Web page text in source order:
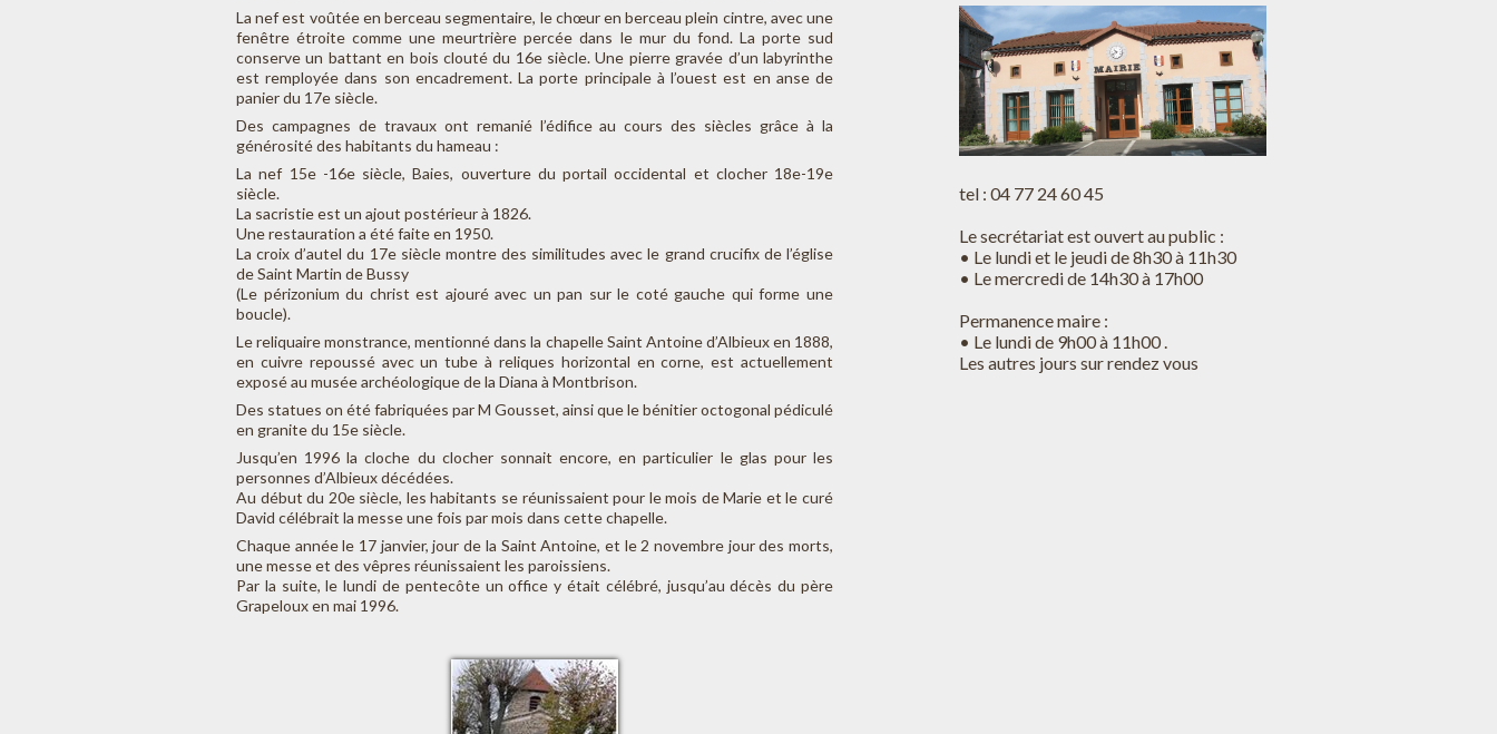
La nef est voûtée en berceau segmentaire, le chœur en berceau plein cintre, avec une
fenêtre étroite comme une meurtrière percée dans le mur du fond. La porte sud
conserve un battant en bois clouté du 16e siècle. Une pierre gravée d’un labyrinthe
est remployée dans son encadrement. La porte principale à l’ouest est en anse de
panier du 17e siècle.
Des campagnes de travaux ont remanié l’édifice au cours des siècles grâce à la
générosité des habitants du hameau :
La nef 15e -16e siècle, Baies, ouverture du portail occidental et clocher 18e-19e
siècle.
La sacristie est un ajout postérieur à 1826.
Une restauration a été faite en 1950.
La croix d’autel du 17e siècle montre des similitudes avec le grand crucifix de l’église
de Saint Martin de Bussy
(Le périzonium du christ est ajouré avec un pan sur le coté gauche qui forme une
boucle).
Le reliquaire monstrance, mentionné dans la chapelle Saint Antoine d’Albieux en 1888,
en cuivre repoussé avec un tube à reliques horizontal en corne, est actuellement
exposé au musée archéologique de la Diana à Montbrison.
Des statues on été fabriquées par M Gousset, ainsi que le bénitier octogonal pédiculé
en granite du 15e siècle.
Jusqu’en 1996 la cloche du clocher sonnait encore, en particulier le glas pour les
personnes d’Albieux décédées.
Au début du 20e siècle, les habitants se réunissaient pour le mois de Marie et le curé
David célébrait la messe une fois par mois dans cette chapelle.
Chaque année le 17 janvier, jour de la Saint Antoine, et le 2 novembre jour des morts,
une messe et des vêpres réunissaient les paroissiens.
Par la suite, le lundi de pentecôte un office y était célébré, jusqu’au décès du père
Grapeloux en mai 1996.
tel : 04 77 24 60 45
Le secrétariat est ouvert au public :
• Le lundi et le jeudi de 8h30 à 11h30
• Le mercredi de 14h30 à 17h00
Permanence maire :
• Le lundi de 9h00 à 11h00 .
Les autres jours sur rendez vous